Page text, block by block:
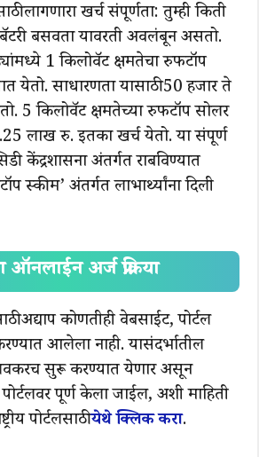
लागणारा खर्च संपूर्णता: तुम्ही किती
बसवता यावरती अवलंबून असतो.
1 किलोवॅट क्षमतेचा रुफटॉप
येतो. साधारणता यासाठी 50 हजार ते
5 किलोवॅट क्षमतेच्या रुफटॉप सोलर
लाख रु. इतका खर्च येतो. या संपूर्ण
केंद्रशासना अंतर्गत राबविण्यात
स्कीम’ अंतर्गत लाभार्थ्यांना दिली
ऑनलाईन अर्ज प्रक्रिया
अद्याप कोणतीही वेबसाईट, पोर्टल
आलेला नाही. यासंदर्भातील
सुरू करण्यात येणार असून
पोर्टलवर पूर्ण केला जाईल, अशी माहिती
पोर्टलसाठीयेथे क्लिक करा.